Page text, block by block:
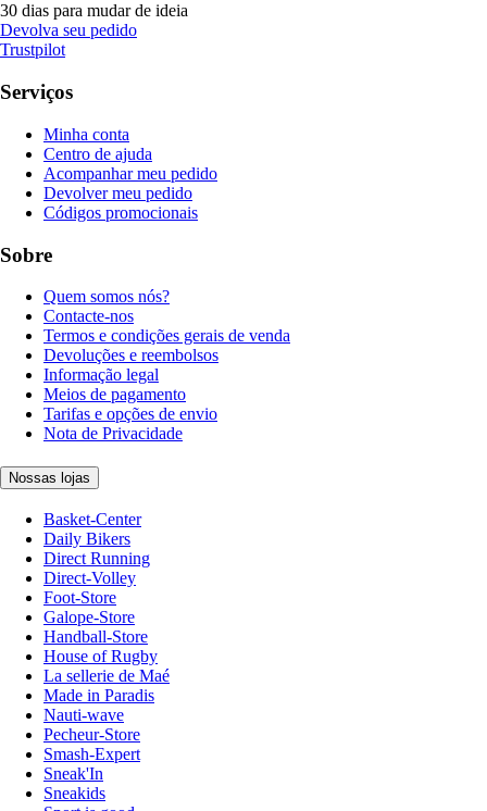
30 dias para mudar de ideia
Devolva seu pedido
Trustpilot
Serviços
Minha conta
Centro de ajuda
Acompanhar meu pedido
Devolver meu pedido
Códigos promocionais
Sobre
Quem somos nós?
Contacte-nos
Termos e condições gerais de venda
Devoluções e reembolsos
Informação legal
Meios de pagamento
Tarifas e opções de envio
Nota de Privacidade
Nossas lojas
Basket-Center
Daily Bikers
Direct Running
Direct-Volley
Foot-Store
Galope-Store
Handball-Store
House of Rugby
La sellerie de Maé
Made in Paradis
Nauti-wave
Pecheur-Store
Smash-Expert
Sneak'In
Sneakids